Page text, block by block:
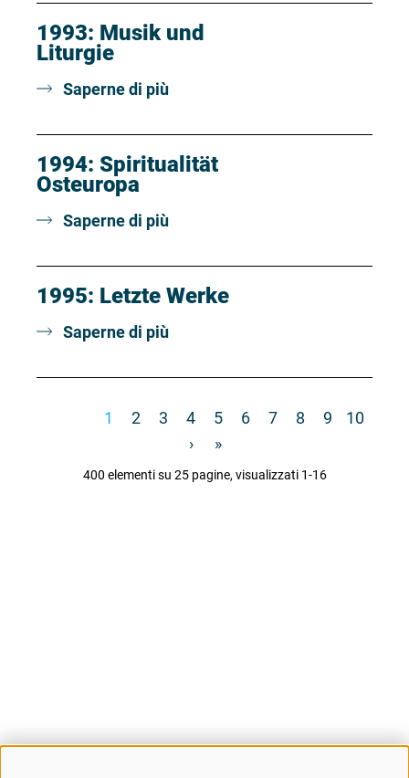
1993: Musik und
Liturgie
Saperne di più
1994: Spiritualität
Osteuropa
Saperne di più
1995: Letzte Werke
Saperne di più
1 2 3 4 5 6 7 8 9
10
›
»
400 elementi su 25 pagine, visualizzati 1-16